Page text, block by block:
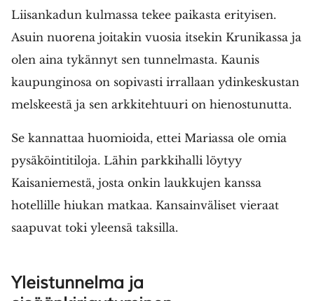
Liisankadun kulmassa tekee paikasta erityisen.
Asuin nuorena joitakin vuosia itsekin Krunikassa ja
olen aina tykännyt sen tunnelmasta. Kaunis
kaupunginosa on sopivasti irrallaan ydinkeskustan
melskeestä ja sen arkkitehtuuri on hienostunutta.
Se kannattaa huomioida, ettei Mariassa ole omia
pysäköintitiloja. Lähin parkkihalli löytyy
Kaisaniemestä, josta onkin laukkujen kanssa
hotellille hiukan matkaa. Kansainväliset vieraat
saapuvat toki yleensä taksilla.
Yleistunnelma ja